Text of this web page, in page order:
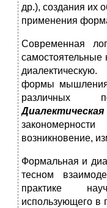
др.), создания их
применения
Современная
самостоятель­ные
диалектическую.
формы
различных
возникновение,
Формальная и
тесном
практике
использующего в